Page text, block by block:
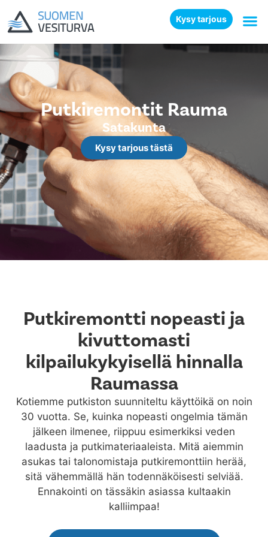
Kysy tarjous
Putkiremontit Rauma
Satakunta
Kysy tarjous tästä
Putkiremontti nopeasti ja
kivuttomasti
kilpailukykyisellä hinnalla
Raumassa
Kotiemme putkiston suunniteltu käyttöikä on noin
30 vuotta. Se, kuinka nopeasti ongelmia tämän
jälkeen ilmenee, riippuu esimerkiksi veden
laadusta ja putkimateriaaleista. Mitä aiemmin
asukas tai talonomistaja putkiremonttiin herää,
sitä vähemmällä hän todennäköisesti selviää.
Ennakointi on tässäkin asiassa kultaakin
kalliimpaa!